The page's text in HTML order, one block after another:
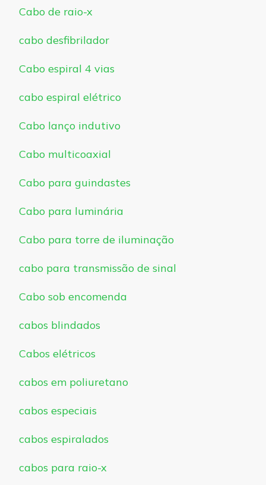
Cabo de raio-x
cabo desfibrilador
Cabo espiral 4 vias
cabo espiral elétrico
Cabo lanço indutivo
Cabo multicoaxial
Cabo para guindastes
Cabo para luminária
Cabo para torre de iluminação
cabo para transmissão de sinal
Cabo sob encomenda
cabos blindados
Cabos elétricos
cabos em poliuretano
cabos especiais
cabos espiralados
cabos para raio-x